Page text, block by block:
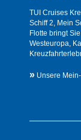
TUI Cruises
Schiff 2, Mein
Flotte bringt
Westeuropa,
» Unsere